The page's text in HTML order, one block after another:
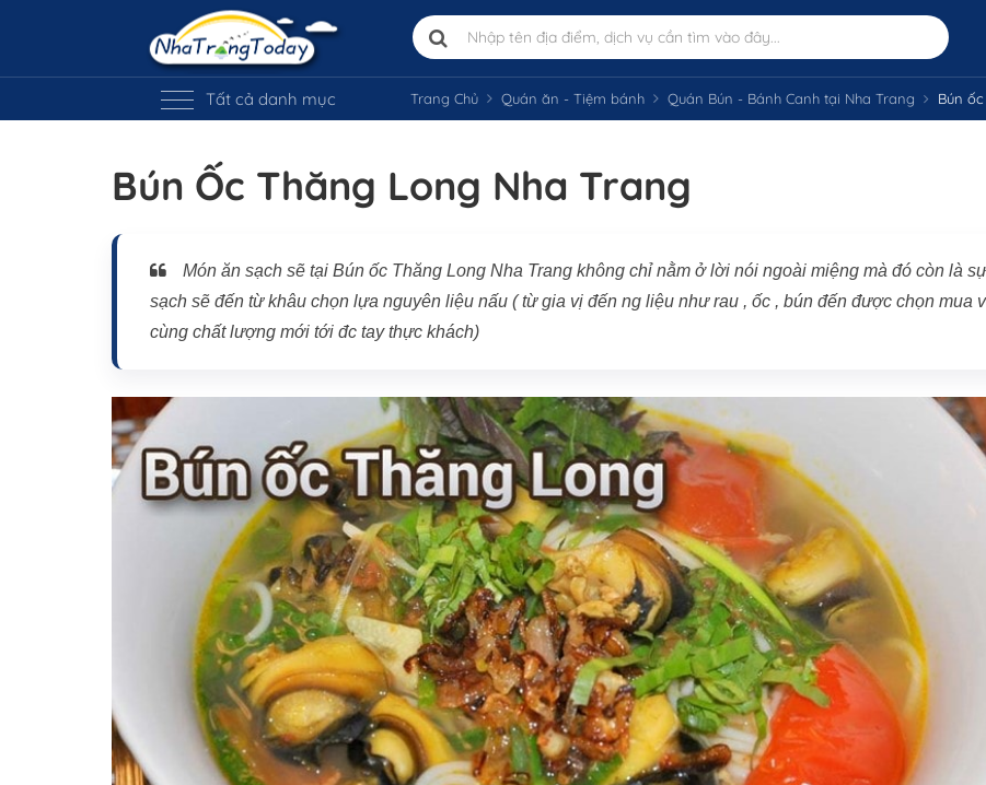
Tất cả danh mục Trang Chủ Quán ăn - Tiệm bánh Quán Bún - Bánh Canh tại Nha Trang Bún
Bún Ốc Thăng Long Nha Trang
Món ăn sạch sẽ tại Bún ốc Thăng Long Nha Trang không chỉ nằm ở lời nói ngoài miệng mà đó còn là sự
sạch sẽ đến từ khâu chọn lựa nguyên liệu nấu ( từ gia vị đến ng liệu như rau , ốc , bún đến được chọn mua
cùng chất lượng mới tới đc tay thực khách)
Vị trí trên bản đồ